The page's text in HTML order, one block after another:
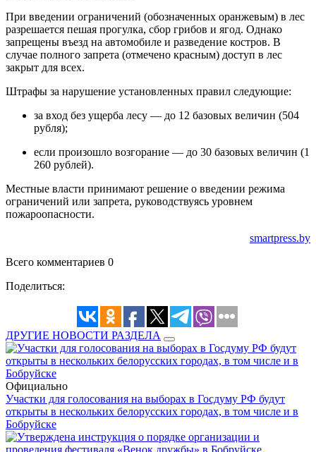
При введении ограничений (обозначенных оранжевым) в лес
разрешается пешая прогулка, сбор грибов и ягод. Однако
запрещены въезд на автомобиле и разведение костров. В
случае полного запрета (отмечено красным) доступ в лес
закрыт для всех.
Штрафы за нарушение установленных правил следующие:
за вход без ущерба лесу — до 12 базовых величин (504
рубля);
если произошло возгорание — до 30 базовых величин (1
260 рублей).
Местные власти принимают решение о введении режима
ограничений или запрета, руководствуясь уровнем
пожароопасности.
smartpress.by
Всего комментариев 0
Поделиться:
ДРУГИЕ НОВОСТИ РАЗДЕЛА
Официально
Участки для голосования на выборах в Госдуму РФ будут
открыты в нескольких белорусских городах, в том числе и в
Бобруйске